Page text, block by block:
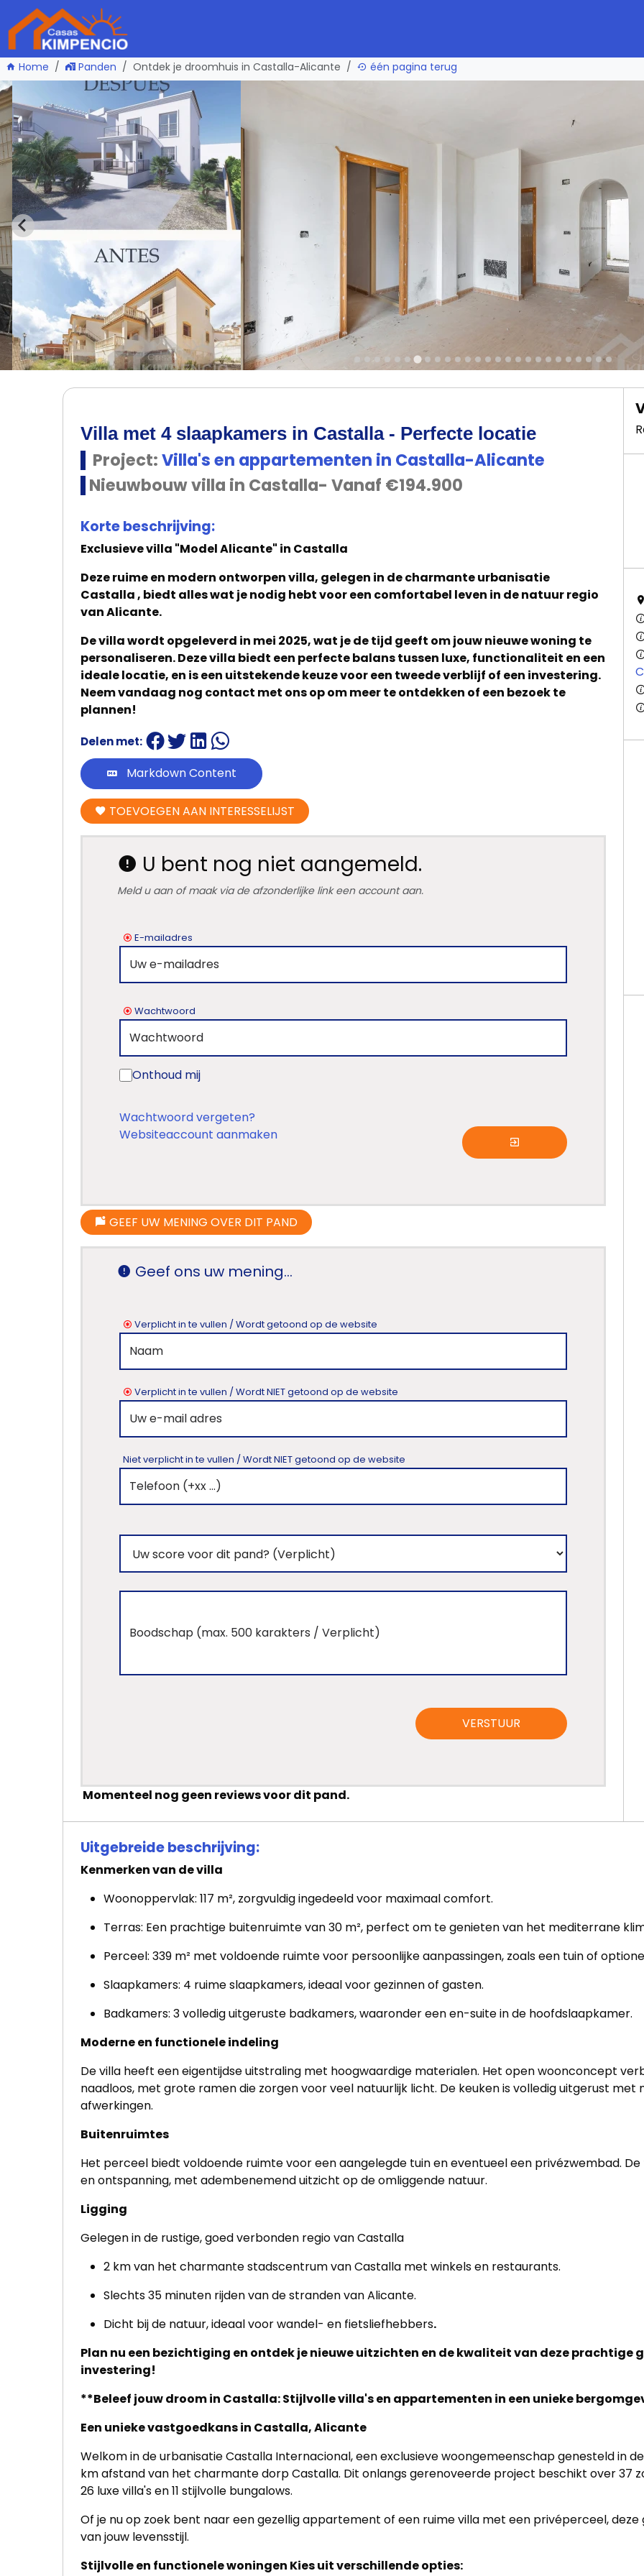
Home Panden Ontdek je droomhuis in Castalla-Alicante één pagina terug
Villa met 4 slaapkamers in Castalla - Perfecte locatie
Project:Villa's en appartementen in Castalla-Alicante
Nieuwbouw villa in Castalla- Vanaf €194.900
Korte beschrijving:
Exclusieve villa "Model Alicante" in Castalla
Deze ruime en modern ontworpen villa, gelegen in de charmante urbanisatie
Castalla , biedt alles wat je nodig hebt voor een comfortabel leven in de natuur regio
van Alicante.
De villa wordt opgeleverd in mei 2025, wat je de tijd geeft om jouw nieuwe woning te
personaliseren. Deze villa biedt een perfecte balans tussen luxe, functionaliteit en een
ideale locatie, en is een uitstekende keuze voor een tweede verblijf of een investering.
Neem vandaag nog contact met ons op om meer te ontdekken of een bezoek te
plannen!
Delen met:
Markdown Content
TOEVOEGEN AAN INTERESSELIJST
U bent nog niet aangemeld.
Meld u aan of maak via de afzonderlijke link een account aan.
E-mailadres
Wachtwoord
Onthoud mij
Wachtwoord vergeten?
Websiteaccount aanmaken
GEEF UW MENING OVER DIT PAND
Geef ons uw mening...
Verplicht in te vullen / Wordt getoond op de website
Verplicht in te vullen / Wordt NIET getoond op de website
Niet verplicht in te vullen / Wordt NIET getoond op de website
VERSTUUR
Momenteel nog geen reviews voor dit pand.
Uitgebreide beschrijving:
Kenmerken van de villa
Woonoppervlak: 117 m², zorgvuldig ingedeeld voor maximaal comfort.
Terras: Een prachtige buitenruimte van 30 m², perfect om te genieten van het mediterrane
Perceel: 339 m² met voldoende ruimte voor persoonlijke aanpassingen, zoals een tuin of
Slaapkamers: 4 ruime slaapkamers, ideaal voor gezinnen of gasten.
Badkamers: 3 volledig uitgeruste badkamers, waaronder een en-suite in de hoofdslaapkamer.
Moderne en functionele indeling
De villa heeft een eigentijdse uitstraling met hoogwaardige materialen. Het open woonconcept
naadloos, met grote ramen die zorgen voor veel natuurlijk licht. De keuken is volledig uitgerust
afwerkingen.
Buitenruimtes
Het perceel biedt voldoende ruimte voor een aangelegde tuin en eventueel een privézwembad.
en ontspanning, met adembenemend uitzicht op de omliggende natuur.
Ligging
Gelegen in de rustige, goed verbonden regio van Castalla
2 km van het charmante stadscentrum van Castalla met winkels en restaurants.
Slechts 35 minuten rijden van de stranden van Alicante.
Dicht bij de natuur, ideaal voor wandel- en fietsliefhebbers.
Plan nu een bezichtiging en ontdek je nieuwe uitzichten en de kwaliteit van deze prachtige
investering!
**Beleef jouw droom in Castalla: Stijlvolle villa's en appartementen in een unieke
Een unieke vastgoedkans in Castalla, Alicante
Welkom in de urbanisatie Castalla Internacional, een exclusieve woongemeenschap genesteld in
km afstand van het charmante dorp Castalla. Dit onlangs gerenoveerde project beschikt over 37
26 luxe villa's en 11 stijlvolle bungalows.
Of je nu op zoek bent naar een gezellig appartement of een ruime villa met een privéperceel,
van jouw levensstijl.
Stijlvolle en functionele woningen Kies uit verschillende opties: